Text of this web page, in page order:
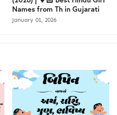
Names from Th in Gujarati
January 01, 2026